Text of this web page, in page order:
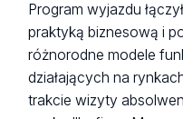
Program wyjazdu
praktyką biznesową i
różnorodne modele
działających na
trakcie wizyty